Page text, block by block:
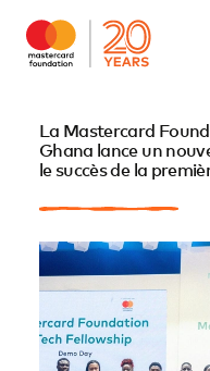
La Mastercard
Ghana lance un
le succès de la